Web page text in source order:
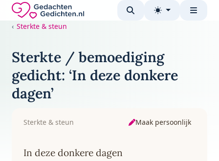
Direct naar de inhoud
Gedachten-Gedichten.nl — naar de homepage
Sterkte & steun
Sterkte / bemoediging
gedicht: ‘In deze donkere
dagen’
Sterkte & steun Maak persoonlijk
In deze donkere dagen